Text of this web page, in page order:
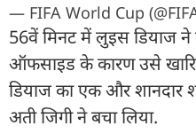
— FIFA World Cup
56वें मिनट में लुइस डियाज ने
ऑफसाइड के कारण उसे
डियाज का एक और शानदार
अती जिगी ने बचा लिया.